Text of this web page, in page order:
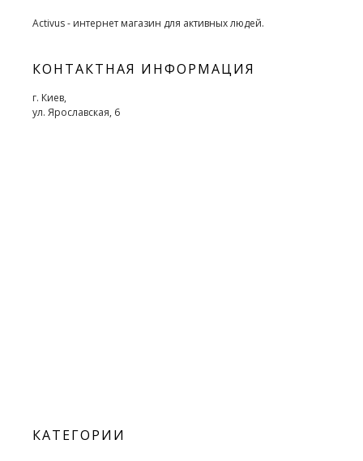
Activus - интернет магазин для активных людей.
КОНТАКТНАЯ ИНФОРМАЦИЯ
г. Киев,
ул. Ярославская, 6
КАТЕГОРИИ